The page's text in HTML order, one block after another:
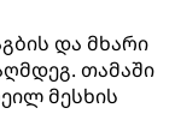
და მხარი
თამაში
მესხის